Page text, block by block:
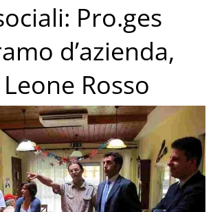
Pro.ges
d’azienda,
Rosso